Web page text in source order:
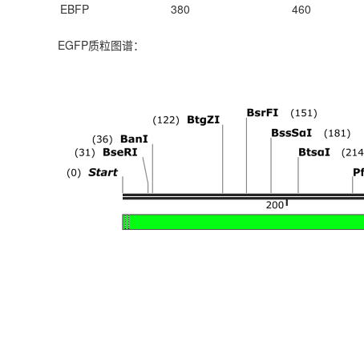
EBFP
380 460
EGFP质粒图谱：